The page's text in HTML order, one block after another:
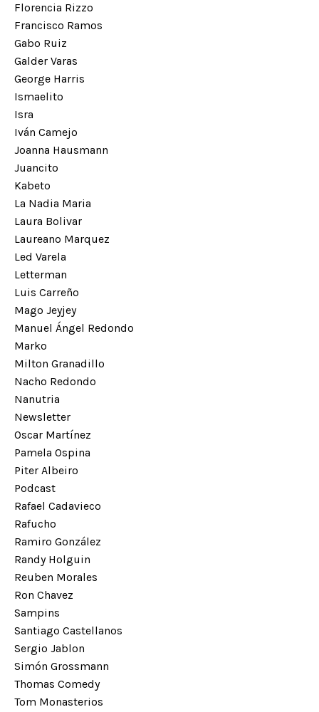
Florencia Rizzo
Francisco Ramos
Gabo Ruiz
Galder Varas
George Harris
Ismaelito
Isra
Iván Camejo
Joanna Hausmann
Juancito
Kabeto
La Nadia Maria
Laura Bolivar
Laureano Marquez
Led Varela
Letterman
Luis Carreño
Mago Jeyjey
Manuel Ángel Redondo
Marko
Milton Granadillo
Nacho Redondo
Nanutria
Newsletter
Oscar Martínez
Pamela Ospina
Piter Albeiro
Podcast
Rafael Cadavieco
Rafucho
Ramiro González
Randy Holguin
Reuben Morales
Ron Chavez
Sampins
Santiago Castellanos
Sergio Jablon
Simón Grossmann
Thomas Comedy
Tom Monasterios